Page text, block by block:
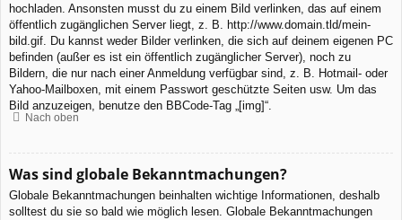
hochladen. Ansonsten musst du zu einem Bild verlinken, das auf einem
öffentlich zugänglichen Server liegt, z. B. http://www.domain.tld/mein-
bild.gif. Du kannst weder Bilder verlinken, die sich auf deinem eigenen PC
befinden (außer es ist ein öffentlich zugänglicher Server), noch zu
Bildern, die nur nach einer Anmeldung verfügbar sind, z. B. Hotmail- oder
Yahoo-Mailboxen, mit einem Passwort geschützte Seiten usw. Um das
Bild anzuzeigen, benutze den BBCode-Tag „[img]“.
Nach oben
Was sind globale Bekanntmachungen?
Globale Bekanntmachungen beinhalten wichtige Informationen, deshalb
solltest du sie so bald wie möglich lesen. Globale Bekanntmachungen